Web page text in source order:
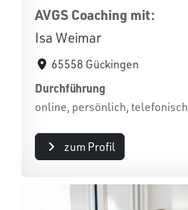
AVGS Coaching mit:
Isa Weimar
65558 Gückingen
Durchführung
online, persönlich, telefonisch
zum Profil